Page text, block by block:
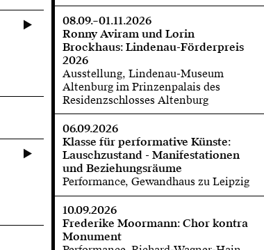
08.09.–01.11.2026
Ronny Aviram und Lorin
Brockhaus: Lindenau-Förderpreis
2026
Ausstellung, Lindenau-Museum
Altenburg im Prinzenpalais des
Residenzschlosses Altenburg
06.09.2026
Klasse für performative Künste:
Lauschzustand - Manifestationen
und Beziehungsräume
Performance, Gewandhaus zu Leipzig
10.09.2026
Frederike Moormann: Chor kontra
Monument